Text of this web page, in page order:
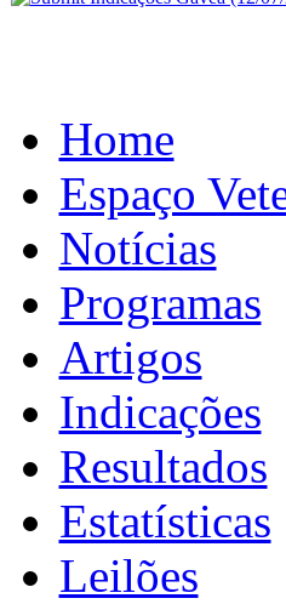
Home
Espaço
Notícias
Programas
Artigos
Indicações
Resultados
Estatísticas
Leilões